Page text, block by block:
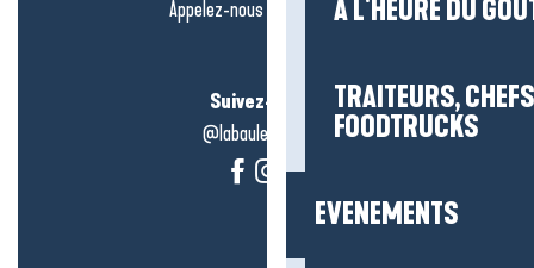
À L'HEURE DU
TRAITEURS,
FOODTRUCKS
EVENEMENTS
Appelez-nous en
cliquant-ici
Suivez-nous !
@labauleguérande